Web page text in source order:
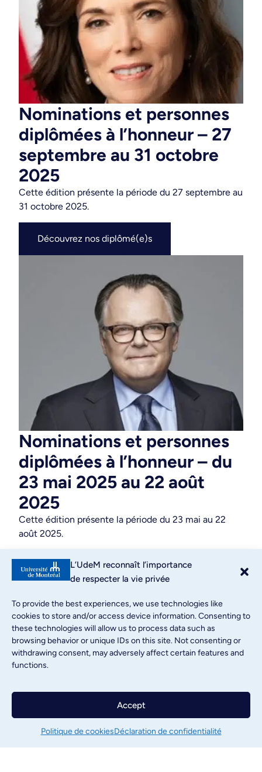
L’UdeM reconnaît l’importance
de respecter la vie privée
To provide the best experiences, we use technologies like
cookies to store and/or access device information. Consenting to
these technologies will allow us to process data such as
browsing behavior or unique IDs on this site. Not consenting or
withdrawing consent, may adversely affect certain features and
functions.
Accept
Politique de cookiesDéclaration de confidentialité
Nominations et personnes
diplômées à l’honneur – 27
septembre au 31 octobre
2025
Cette édition présente la période du 27 septembre au
31 octobre 2025.
Découvrez nos diplômé(e)s
Nominations et personnes
diplômées à l’honneur – du
23 mai 2025 au 22 août
2025
Cette édition présente la période du 23 mai au 22
août 2025.
Découvrez nos diplômé(e)s